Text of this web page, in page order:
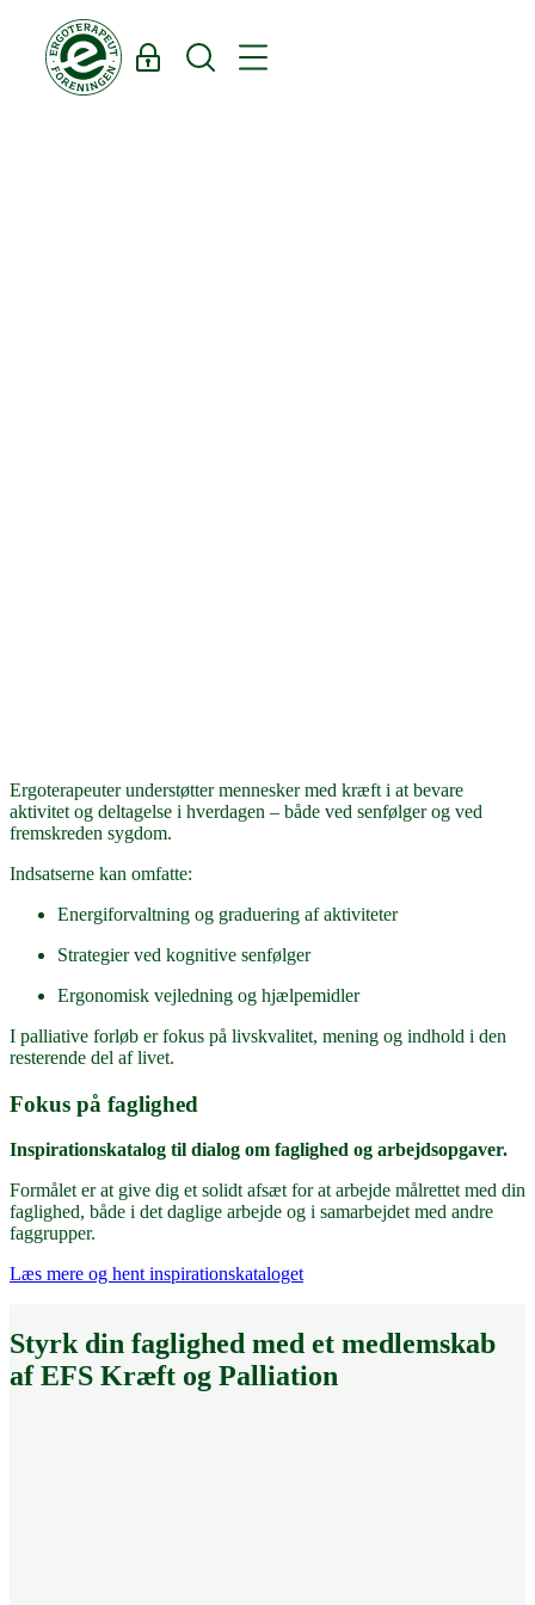
Log ind Søg
Ergoterapeuter understøtter mennesker med kræft i at bevare
aktivitet og deltagelse i hverdagen – både ved senfølger og ved
fremskreden sygdom.
Indsatserne kan omfatte:
Energiforvaltning og graduering af aktiviteter
Strategier ved kognitive senfølger
Ergonomisk vejledning og hjælpemidler
I palliative forløb er fokus på livskvalitet, mening og indhold i den
resterende del af livet.
Fokus på faglighed
Inspirationskatalog til dialog om faglighed og arbejdsopgaver.
Formålet er at give dig et solidt afsæt for at arbejde målrettet med din
faglighed, både i det daglige arbejde og i samarbejdet med andre
faggrupper.
Læs mere og hent inspirationskataloget
Styrk din faglighed med et medlemskab
af EFS Kræft og Palliation